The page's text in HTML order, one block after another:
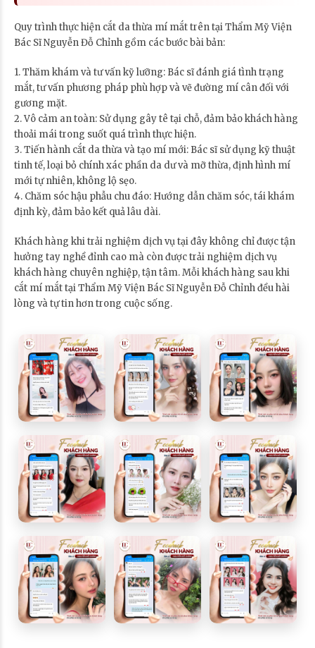
Quy trình thực hiện cắt da thừa mí mắt trên tại Thẩm Mỹ Viện
Bác Sĩ Nguyễn Đỗ Chỉnh gồm các bước bài bản:
1. Thăm khám và tư vấn kỹ lưỡng: Bác sĩ đánh giá tình trạng
mắt, tư vấn phương pháp phù hợp và vẽ đường mí cân đối với
gương mặt.
2. Vô cảm an toàn: Sử dụng gây tê tại chỗ, đảm bảo khách hàng
thoải mái trong suốt quá trình thực hiện.
3. Tiến hành cắt da thừa và tạo mí mới: Bác sĩ sử dụng kỹ thuật
tinh tế, loại bỏ chính xác phần da dư và mỡ thừa, định hình mí
mới tự nhiên, không lộ sẹo.
4. Chăm sóc hậu phẫu chu đáo: Hướng dẫn chăm sóc, tái khám
định kỳ, đảm bảo kết quả lâu dài.
Khách hàng khi trải nghiệm dịch vụ tại đây không chỉ được tận
hưởng tay nghề đỉnh cao mà còn được trải nghiệm dịch vụ
khách hàng chuyên nghiệp, tận tâm. Mỗi khách hàng sau khi
cắt mí mắt tại Thẩm Mỹ Viện Bác Sĩ Nguyễn Đỗ Chỉnh đều hài
lòng và tự tin hơn trong cuộc sống.